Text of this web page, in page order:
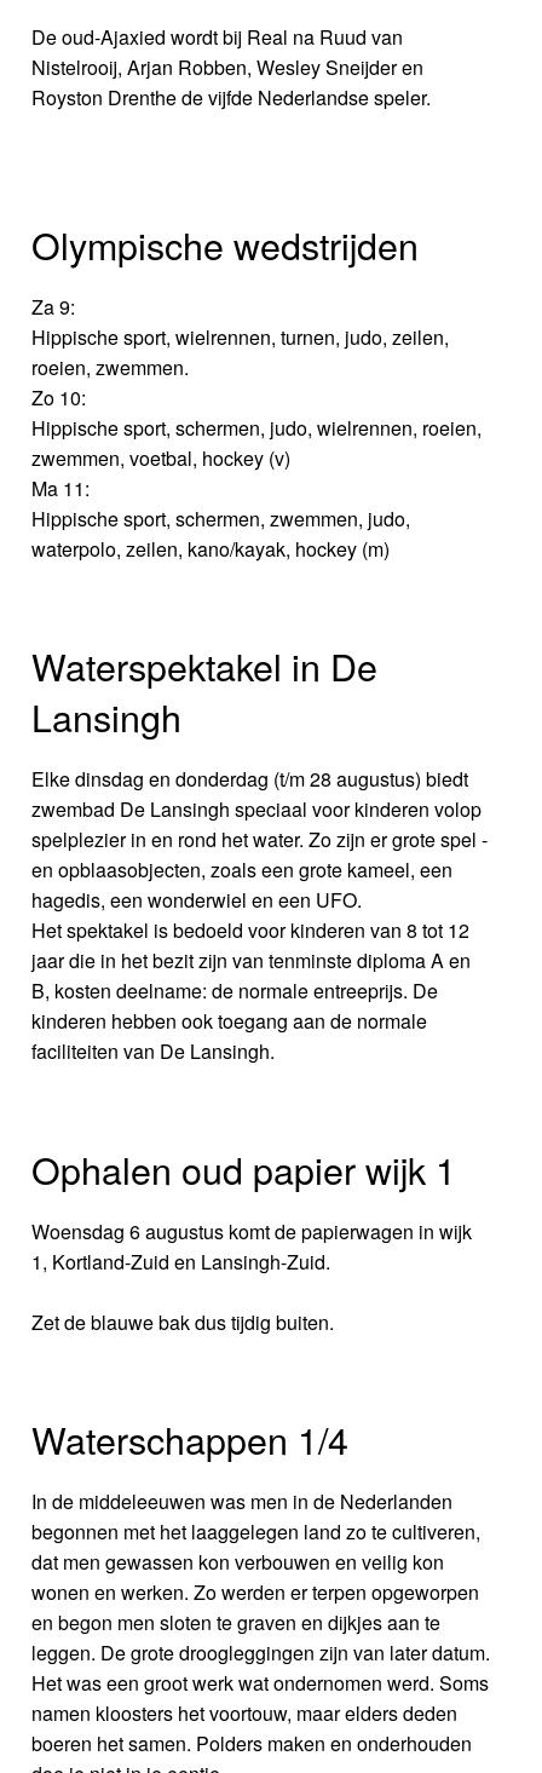
De oud-Ajaxied wordt bij Real na Ruud van
Nistelrooij, Arjan Robben, Wesley Sneijder en
Royston Drenthe de vijfde Nederlandse speler.
Olympische wedstrijden
Za 9:
Hippische sport, wielrennen, turnen, judo, zeilen,
roeien, zwemmen.
Zo 10:
Hippische sport, schermen, judo, wielrennen, roeien,
zwemmen, voetbal, hockey (v)
Ma 11:
Hippische sport, schermen, zwemmen, judo,
waterpolo, zeilen, kano/kayak, hockey (m)
Waterspektakel in De
Lansingh
Elke dinsdag en donderdag (t/m 28 augustus) biedt
zwembad De Lansingh speciaal voor kinderen volop
spelplezier in en rond het water. Zo zijn er grote spel -
en opblaasobjecten, zoals een grote kameel, een
hagedis, een wonderwiel en een UFO.
Het spektakel is bedoeld voor kinderen van 8 tot 12
jaar die in het bezit zijn van tenminste diploma A en
B, kosten deelname: de normale entreeprijs. De
kinderen hebben ook toegang aan de normale
faciliteiten van De Lansingh.
Ophalen oud papier wijk 1
Woensdag 6 augustus komt de papierwagen in wijk
1, Kortland-Zuid en Lansingh-Zuid.
Zet de blauwe bak dus tijdig buiten.
Waterschappen 1/4
In de middeleeuwen was men in de Nederlanden
begonnen met het laaggelegen land zo te cultiveren,
dat men gewassen kon verbouwen en veilig kon
wonen en werken. Zo werden er terpen opgeworpen
en begon men sloten te graven en dijkjes aan te
leggen. De grote droogleggingen zijn van later datum.
Het was een groot werk wat ondernomen werd. Soms
namen kloosters het voortouw, maar elders deden
boeren het samen. Polders maken en onderhouden